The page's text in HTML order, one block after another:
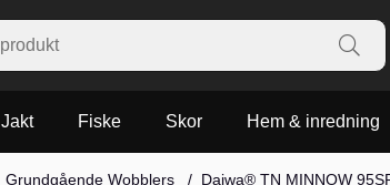
Jakt Fiske Skor Hem & inredning
Grundgående Wobblers Daiwa® TN MINNOW